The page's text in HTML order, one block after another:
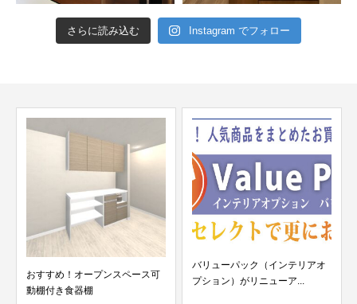
さらに読み込む Instagram でフォロー
おすすめ！オープンスペース可
動棚付き食器棚
バリューパック（インテリアオ
プション）がリニューア...